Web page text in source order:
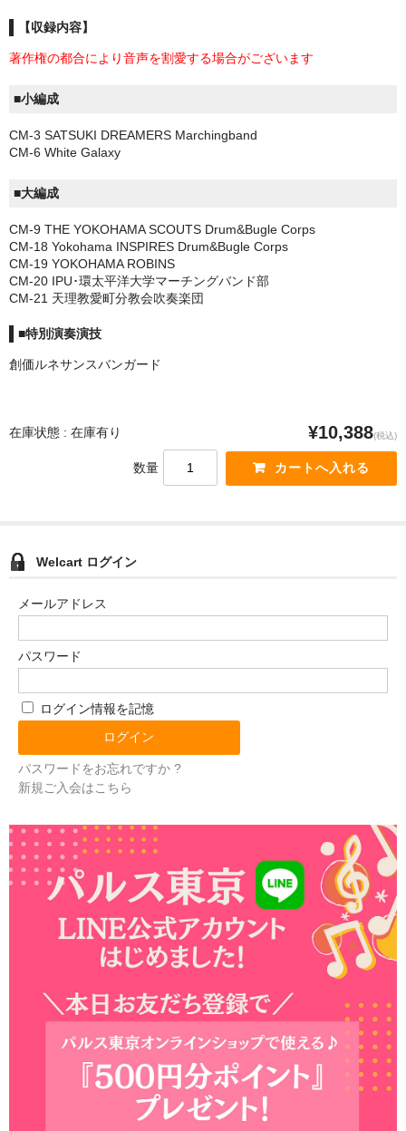
【収録内容】
著作権の都合により音声を割愛する場合がございます
■小編成
CM-3 SATSUKI DREAMERS Marchingband
CM-6 White Galaxy
■大編成
CM-9 THE YOKOHAMA SCOUTS Drum&Bugle Corps
CM-18 Yokohama INSPIRES Drum&Bugle Corps
CM-19 YOKOHAMA ROBINS
CM-20 IPU･環太平洋大学マーチングバンド部
CM-21 天理教愛町分教会吹奏楽団
■特別演奏演技
創価ルネサンスバンガード
在庫状態 : 在庫有り ¥10,388(税込)
数量
Welcart ログイン
メールアドレス
パスワード
ログイン情報を記憶
パスワードをお忘れですか ?
新規ご入会はこちら